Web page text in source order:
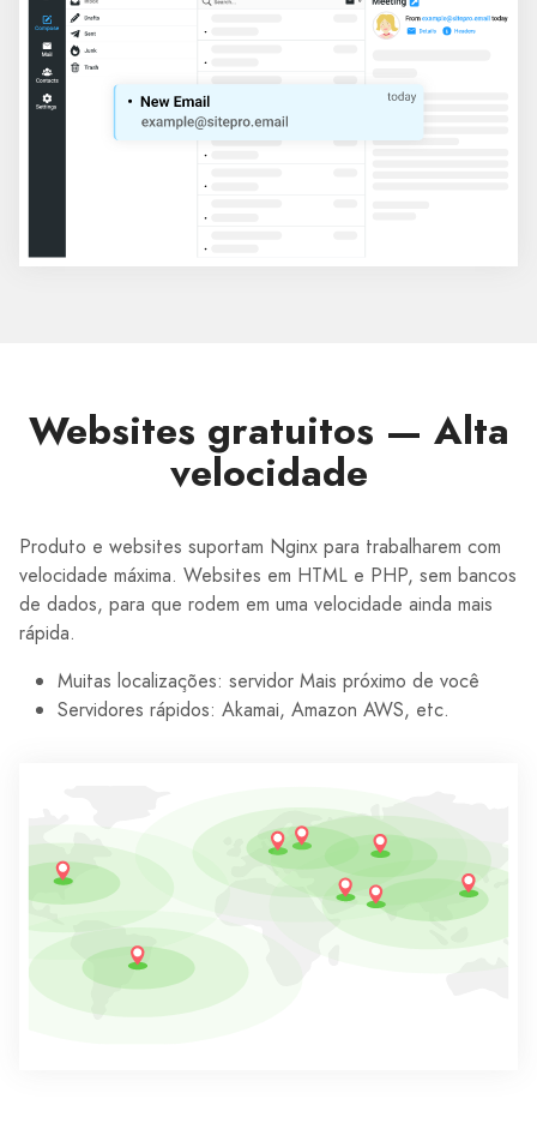
Websites gratuitos — Alta
velocidade
Produto e websites suportam Nginx para trabalharem com
velocidade máxima. Websites em HTML e PHP, sem bancos
de dados, para que rodem em uma velocidade ainda mais
rápida.
Muitas localizações: servidor Mais próximo de você
Servidores rápidos: Akamai, Amazon AWS, etc.